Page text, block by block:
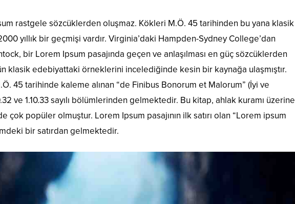
rastgele sözcüklerden oluşmaz. Kökleri M.Ö. 45 tarihinden bu yana klasik
yıllık bir geçmişi vardır. Virginia’daki Hampden-Sydney College’dan
bir Lorem Ipsum pasajında geçen ve anlaşılması en güç sözcüklerden
klasik edebiyattaki örneklerini incelediğinde kesin bir kaynağa ulaşmıştır.
45 tarihinde kaleme alınan “de Finibus Bonorum et Malorum” (İyi ve
ve 1.10.33 sayılı bölümlerinden gelmektedir. Bu kitap, ahlak kuramı üzerine
çok popüler olmuştur. Lorem Ipsum pasajının ilk satırı olan “Lorem ipsum
bir satırdan gelmektedir.